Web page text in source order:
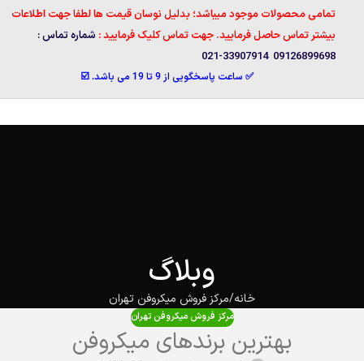
تمامی محصولات موجود میباشد؛ بدلیل نوسان قیمت ها لطفا جهت اطلاعات
بیشتر تماس حاصل فرمایید. جهت تماس کلیک فرمایید : شماره تماس :
09126899698 33907914-021
✅ ساعت پاسخگویی از 9 تا 19 می باشد. ☑️
وبلاگ
خانه مرکز فروش میکروفن تهران
مرکز فروش میکروفن تهران
بهترین برند‌های میکروفن